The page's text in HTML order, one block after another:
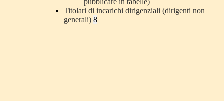
pubblicare in tabelle)
Titolari di incarichi dirigenziali (dirigenti non
generali) 8